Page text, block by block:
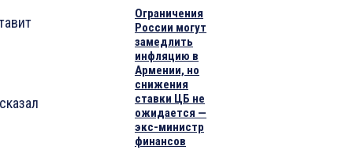
Ограничения
России могут
замедлить
инфляцию в
Армении, но
снижения
ставки ЦБ не
ожидается —
экс-министр
финансов